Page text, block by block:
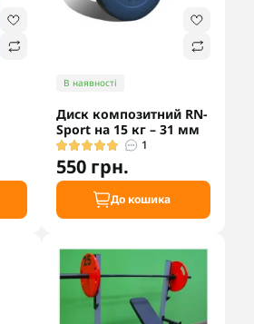
В наявності
Диск композитний RN-
Sport на 15 кг – 31 мм
1
550 грн.
До кошика